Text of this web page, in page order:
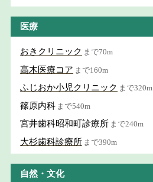
医療
おきクリニック まで70m
高木医療コア まで160m
ふじおか小児クリニック まで320m
篠原内科 まで540m
宮井歯科昭和町診療所 まで240m
大杉歯科診療所 まで390m
自然・文化